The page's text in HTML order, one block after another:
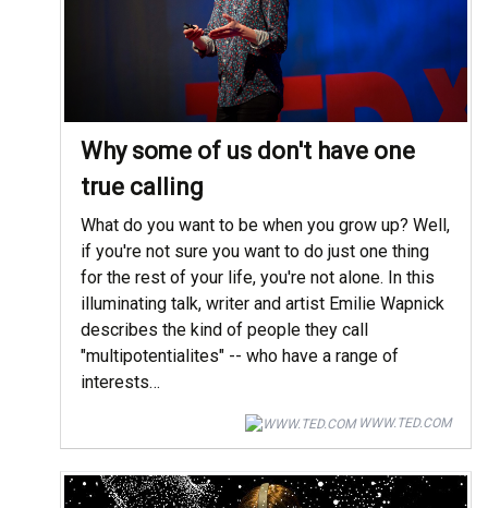
Why some of us don't have one
true calling
What do you want to be when you grow up? Well,
if you're not sure you want to do just one thing
for the rest of your life, you're not alone. In this
illuminating talk, writer and artist Emilie Wapnick
describes the kind of people they call
"multipotentialites" -- who have a range of
interests…
WWW.TED.COM